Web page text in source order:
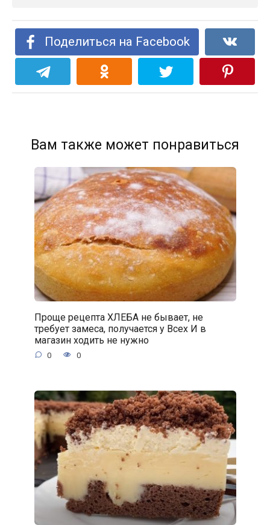
Поделиться на Facebook
Вам также может понравиться
Проще рецепта ХЛЕБА не бывает, не
требует замеса, получается у Всех И в
магазин ходить не нужно
0 0